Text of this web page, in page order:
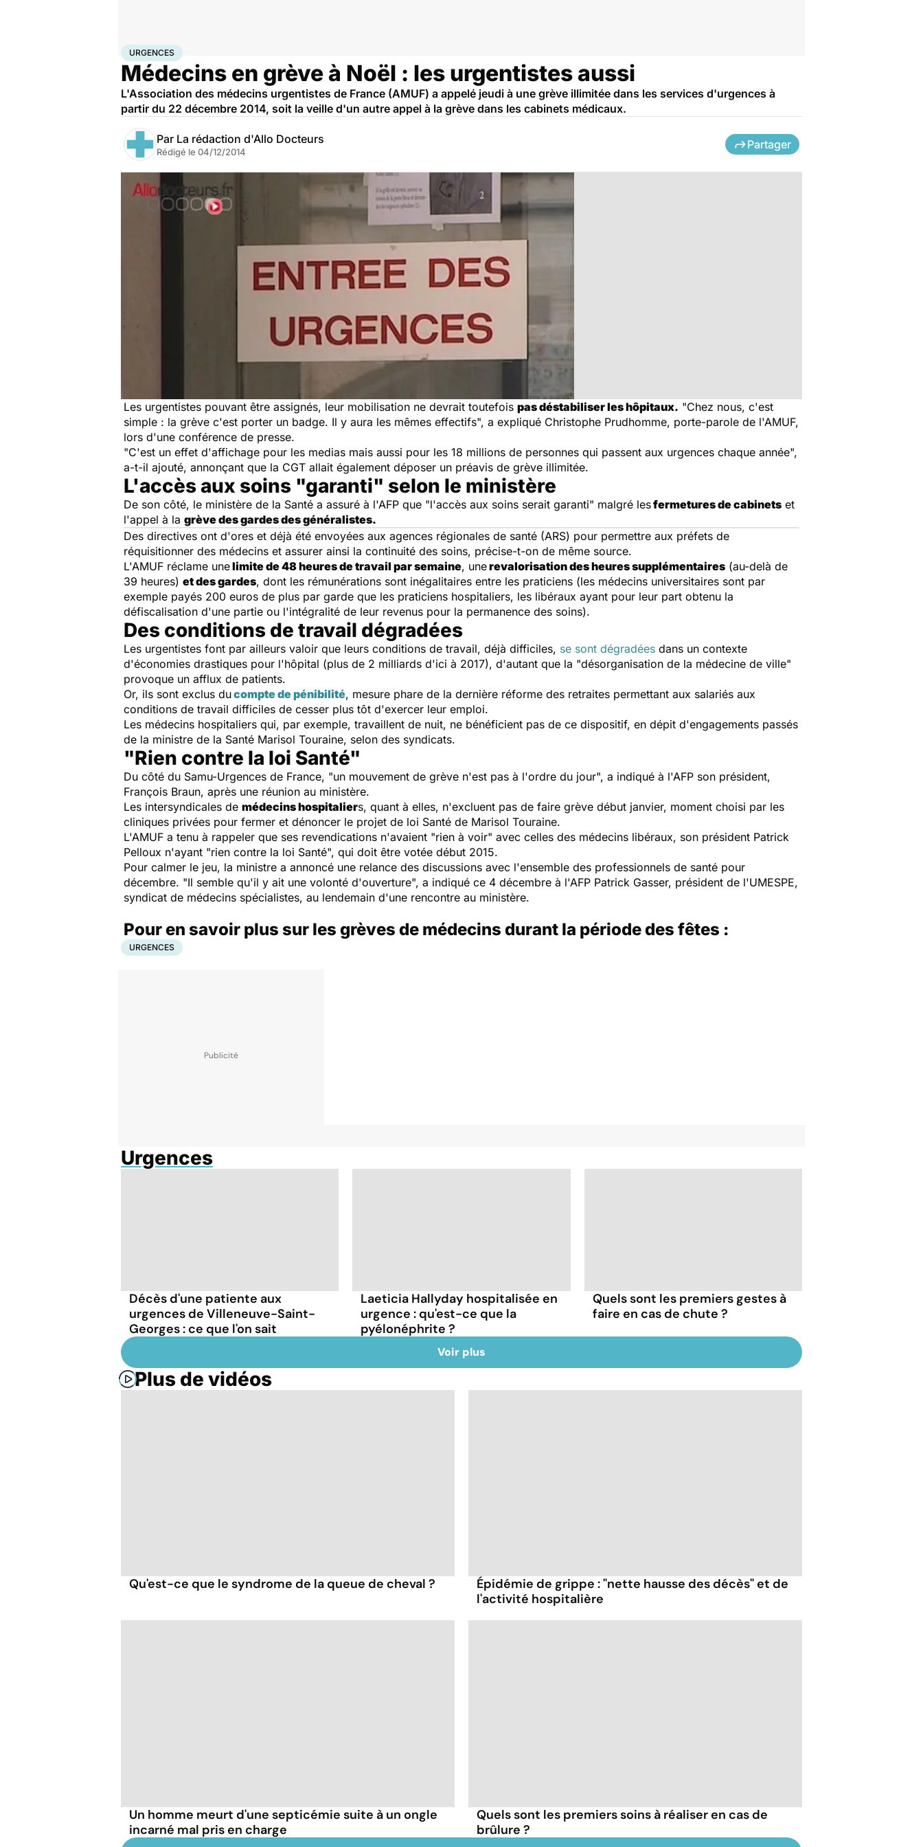
AccueilSantéUrgences
URGENCES
Médecins en grève à Noël : les urgentistes aussi
L'Association des médecins urgentistes de France (AMUF) a appelé jeudi à une grève illimitée dans les services d'urgences à
partir du 22 décembre 2014, soit la veille d'un autre appel à la grève dans les cabinets médicaux.
Par La rédaction d'Allo Docteurs
Rédigé le 04/12/2014
Partager
Les urgentistes pouvant être assignés, leur mobilisation ne devrait toutefois pas déstabiliser les hôpitaux. "Chez nous, c'est
simple : la grève c'est porter un badge. Il y aura les mêmes effectifs", a expliqué Christophe Prudhomme, porte-parole de l'AMUF,
lors d'une conférence de presse.
"C'est un effet d'affichage pour les medias mais aussi pour les 18 millions de personnes qui passent aux urgences chaque année",
a-t-il ajouté, annonçant que la CGT allait également déposer un préavis de grève illimitée.
L'accès aux soins "garanti" selon le ministère
De son côté, le ministère de la Santé a assuré à l'AFP que "l'accès aux soins serait garanti" malgré lesfermetures de cabinets et
l'appel à la grèvedes gardes des généralistes.
Des directives ont d'ores et déjà été envoyées aux agences régionales de santé (ARS) pour permettre aux préfets de
réquisitionner des médecins et assurer ainsi la continuité des soins, précise-t-on de même source.
L'AMUF réclame unelimite de 48 heures de travail par semaine, unerevalorisation des heures supplémentaires (au-delà de
39 heures) et des gardes, dont les rémunérations sont inégalitaires entre les praticiens (les médecins universitaires sont par
exemple payés 200 euros de plus par garde que les praticiens hospitaliers, les libéraux ayant pour leur part obtenu la
défiscalisation d'une partie ou l'intégralité de leur revenus pour la permanence des soins).
Des conditions de travail dégradées
Les urgentistes font par ailleurs valoir que leurs conditions de travail, déjà difficiles, se sont dégradées dans un contexte
d'économies drastiques pour l'hôpital (plus de 2 milliards d'ici à 2017), d'autant que la "désorganisation de la médecine de ville"
provoque un afflux de patients.
Or, ils sont exclus ducompte de pénibilité, mesure phare de la dernière réforme des retraites permettant aux salariés aux
conditions de travail difficiles de cesser plus tôt d'exercer leur emploi.
Les médecins hospitaliers qui, par exemple, travaillent de nuit, ne bénéficient pas de ce dispositif, en dépit d'engagements passés
de la ministre de la Santé Marisol Touraine, selon des syndicats.
"Rien contre la loi Santé"
Du côté du Samu-Urgences de France, "un mouvement de grève n'est pas à l'ordre du jour", a indiqué à l'AFP son président,
François Braun, après une réunion au ministère.
Les intersyndicales de médecins hospitaliers, quant à elles, n'excluent pas de faire grève début janvier, moment choisi par les
cliniques privées pour fermer et dénoncer le projet de loi Santé de Marisol Touraine.
L'AMUF a tenu à rappeler que ses revendications n'avaient "rien à voir" avec celles des médecins libéraux, son président Patrick
Pelloux n'ayant "rien contre la loi Santé", qui doit être votée début 2015.
Pour calmer le jeu, la ministre a annoncé une relance des discussions avec l'ensemble des professionnels de santé pour
décembre. "Il semble qu'il y ait une volonté d'ouverture", a indiqué ce 4 décembre à l'AFP Patrick Gasser, président de l'UMESPE,
syndicat de médecins spécialistes, au lendemain d'une rencontre au ministère.
Pour en savoir plus sur les grèves de médecins durant la période des fêtes :
URGENCES
Urgences
Décès d'une patiente aux
urgences de Villeneuve-Saint-
Georges : ce que l'on sait
Laeticia Hallyday hospitalisée en
urgence : qu'est-ce que la
pyélonéphrite ?
Quels sont les premiers gestes à
faire en cas de chute ?
Voir plus
Plus de vidéos
Qu'est-ce que le syndrome de la queue de cheval ?
Épidémie de grippe : "nette hausse des décès" et de
l'activité hospitalière
Un homme meurt d'une septicémie suite à un ongle
incarné mal pris en charge
Quels sont les premiers soins à réaliser en cas de
brûlure ?